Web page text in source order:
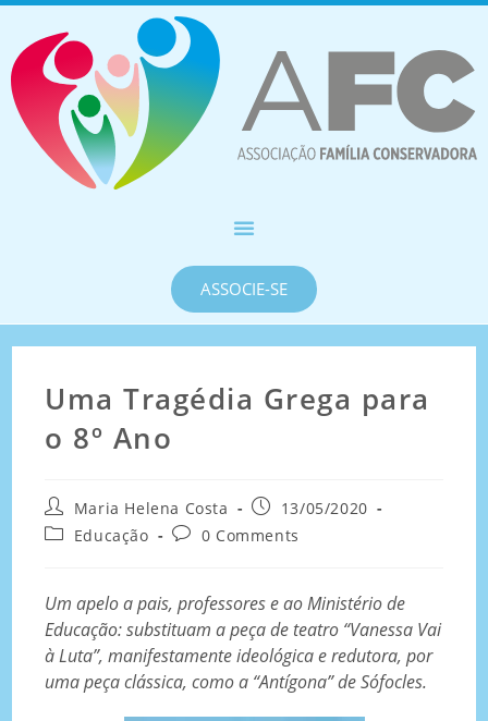
ASSOCIE-SE
Uma Tragédia Grega para
o 8º Ano
Maria Helena Costa
13/05/2020
Educação
0 Comments
Um apelo a pais, professores e ao Ministério de
Educação: substituam a peça de teatro “Vanessa Vai
à Luta”, manifestamente ideológica e redutora, por
uma peça clássica, como a “Antígona” de Sófocles.